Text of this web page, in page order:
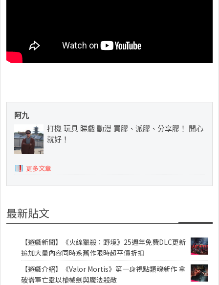
阿九
打機 玩具 睇戲 動漫 買膠、派膠、分享膠！ 開心
就好！
更多文章
最新貼文
【遊戲新聞】《火線獵殺：野境》25週年免費DLC更新
追加大量內容同時系舊作限時超平價折扣
【遊戲介紹】《Valor Mortis》第一身視點類魂新作 拿
破崙軍亡靈以槍械劍與魔法殺敵